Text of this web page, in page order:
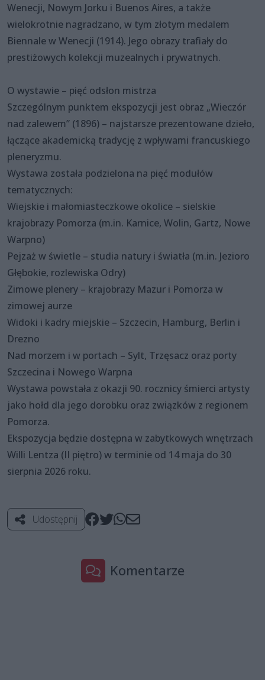
Wenecji, Nowym Jorku i Buenos Aires, a także
wielokrotnie nagradzano, w tym złotym medalem
Biennale w Wenecji (1914). Jego obrazy trafiały do
prestiżowych kolekcji muzealnych i prywatnych.
O wystawie – pięć odsłon mistrza
Szczególnym punktem ekspozycji jest obraz „Wieczór
nad zalewem” (1896) – najstarsze prezentowane dzieło,
łączące akademicką tradycję z wpływami francuskiego
pleneryzmu.
Wystawa została podzielona na pięć modułów
tematycznych:
Wiejskie i małomiasteczkowe okolice – sielskie
krajobrazy Pomorza (m.in. Karnice, Wolin, Gartz, Nowe
Warpno)
Pejzaż w świetle – studia natury i światła (m.in. Jezioro
Głębokie, rozlewiska Odry)
Zimowe plenery – krajobrazy Mazur i Pomorza w
zimowej aurze
Widoki i kadry miejskie – Szczecin, Hamburg, Berlin i
Drezno
Nad morzem i w portach – Sylt, Trzęsacz oraz porty
Szczecina i Nowego Warpna
Wystawa powstała z okazji 90. rocznicy śmierci artysty
jako hołd dla jego dorobku oraz związków z regionem
Pomorza.
Ekspozycja będzie dostępna w zabytkowych wnętrzach
Willi Lentza (II piętro) w terminie od 14 maja do 30
sierpnia 2026 roku.
Udostępnij
Komentarze